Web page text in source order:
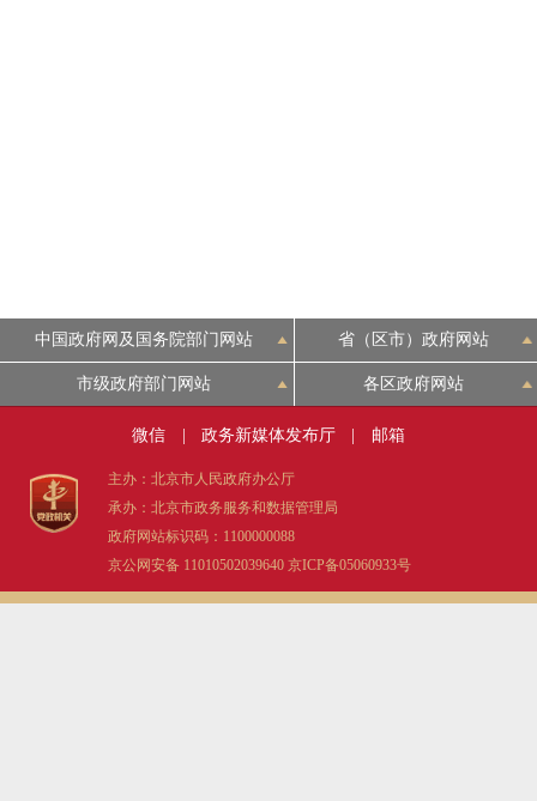
中国政府网及国务院部门网站 省（区市）政府网站
市级政府部门网站 各区政府网站
微信 政务新媒体发布厅 邮箱
主办：北京市人民政府办公厅
承办：北京市政务服务和数据管理局
政府网站标识码：1100000088
京公网安备 11010502039640 京ICP备05060933号